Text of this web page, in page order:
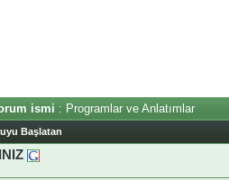
ismi : Programlar ve Anlatımlar
Başlatan